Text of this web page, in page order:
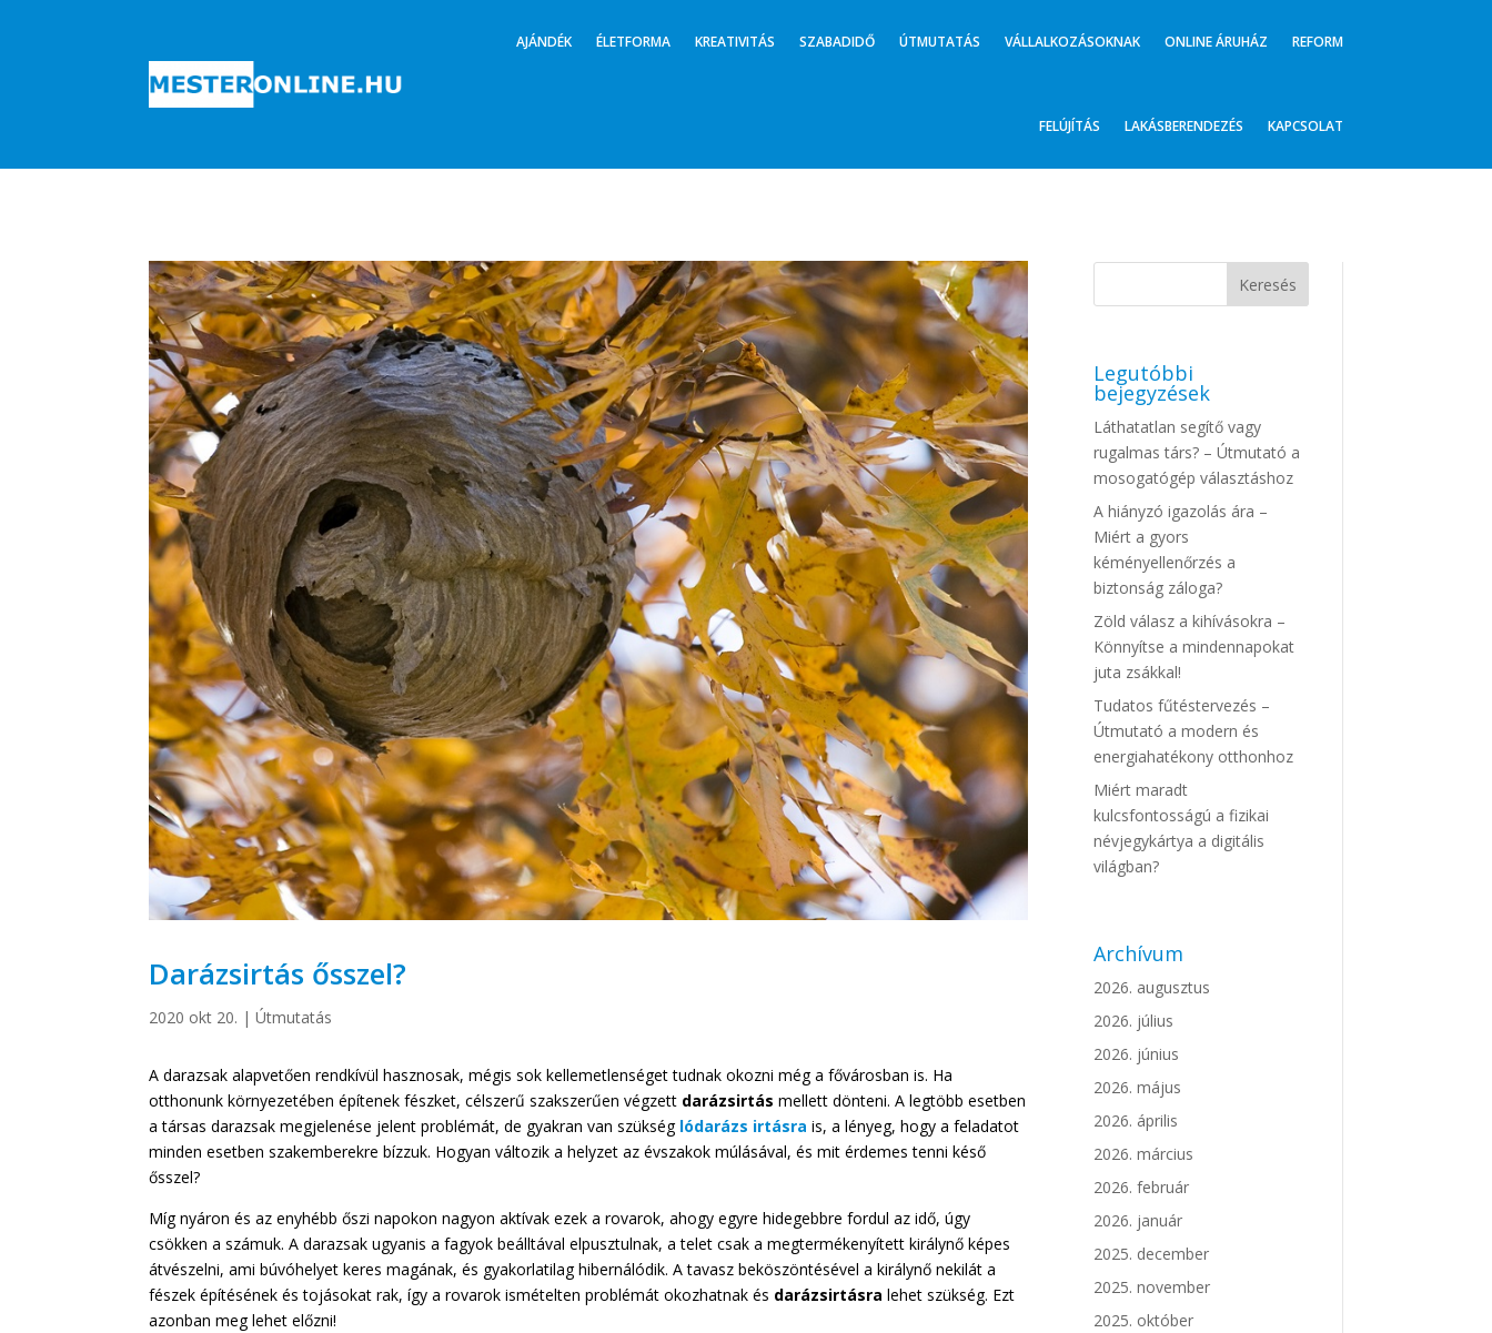
AJÁNDÉK ÉLETFORMA KREATIVITÁS SZABADIDŐ ÚTMUTATÁS VÁLLALKOZÁSOKNAK ONLINE ÁRUHÁZ REFORM
FELÚJÍTÁS LAKÁSBERENDEZÉS KAPCSOLAT
Darázsirtás ősszel?
2020 okt 20. |Útmutatás
A darazsak alapvetően rendkívül hasznosak, mégis sok kellemetlenséget tudnak okozni még a fővárosban is. Ha
otthonunk környezetében építenek fészket, célszerű szakszerűen végzett darázsirtás mellett dönteni. A legtöbb esetben
a társas darazsak megjelenése jelent problémát, de gyakran van szükség lódarázs irtásra is, a lényeg, hogy a feladatot
minden esetben szakemberekre bízzuk. Hogyan változik a helyzet az évszakok múlásával, és mit érdemes tenni késő
ősszel?
Míg nyáron és az enyhébb őszi napokon nagyon aktívak ezek a rovarok, ahogy egyre hidegebbre fordul az idő, úgy
csökken a számuk. A darazsak ugyanis a fagyok beálltával elpusztulnak, a telet csak a megtermékenyített királynő képes
átvészelni, ami búvóhelyet keres magának, és gyakorlatilag hibernálódik. A tavasz beköszöntésével a királynő nekilát a
fészek építésének és tojásokat rak, így a rovarok ismételten problémát okozhatnak és darázsirtásra lehet szükség. Ezt
azonban meg lehet előzni!
Legutóbbi
bejegyzések
Láthatatlan segítő vagy
rugalmas társ? – Útmutató a
mosogatógép választáshoz
A hiányzó igazolás ára –
Miért a gyors
kéményellenőrzés a
biztonság záloga?
Zöld válasz a kihívásokra –
Könnyítse a mindennapokat
juta zsákkal!
Tudatos fűtéstervezés –
Útmutató a modern és
energiahatékony otthonhoz
Miért maradt
kulcsfontosságú a fizikai
névjegykártya a digitális
világban?
Archívum
2026. augusztus
2026. július
2026. június
2026. május
2026. április
2026. március
2026. február
2026. január
2025. december
2025. november
2025. október